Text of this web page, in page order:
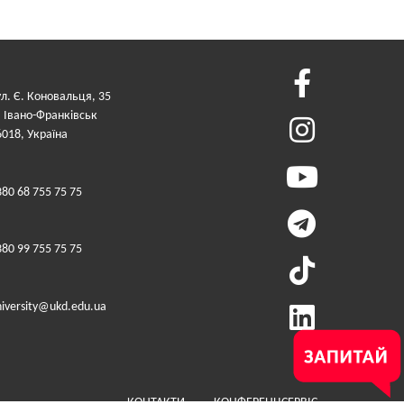
Є. Коновальця, 35
Франківськ
Україна
68 755 75 75
99 755 75 75